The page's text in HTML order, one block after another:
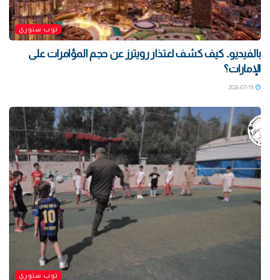
توب ستوري
بالفيديو.. كيف كشف اعتذار رويترز عن حجم المؤامرات على
الإمارات؟
توب ستوري